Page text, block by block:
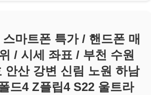
마트폰 특가 / 핸드폰 매
/ 시세 좌표 / 부천 수원
안산 강변 신림 노원 하남
드4 Z플립4 S22 울트라